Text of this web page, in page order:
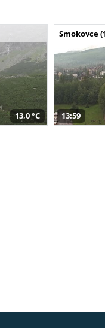
13,0 °C
Smokovce
13:59